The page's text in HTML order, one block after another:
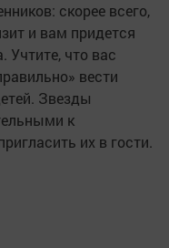
скорее всего,
и вам придется
Учтите, что вас
вести
Звезды
к
их в гости.